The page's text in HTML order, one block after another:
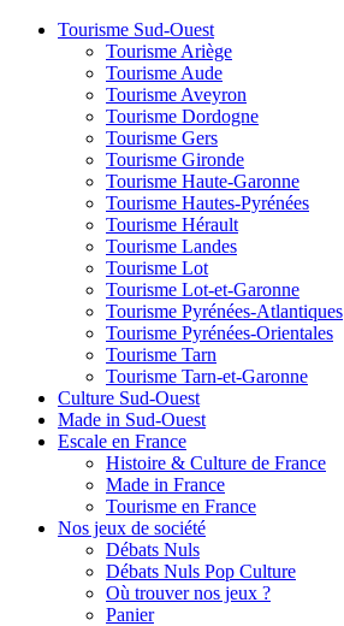
Tourisme Sud-Ouest
Tourisme Ariège
Tourisme Aude
Tourisme Aveyron
Tourisme Dordogne
Tourisme Gers
Tourisme Gironde
Tourisme Haute-Garonne
Tourisme Hautes-Pyrénées
Tourisme Hérault
Tourisme Landes
Tourisme Lot
Tourisme Lot-et-Garonne
Tourisme Pyrénées-Atlantiques
Tourisme Pyrénées-Orientales
Tourisme Tarn
Tourisme Tarn-et-Garonne
Culture Sud-Ouest
Made in Sud-Ouest
Escale en France
Histoire & Culture de France
Made in France
Tourisme en France
Nos jeux de société
Débats Nuls
Débats Nuls Pop Culture
Où trouver nos jeux ?
Panier